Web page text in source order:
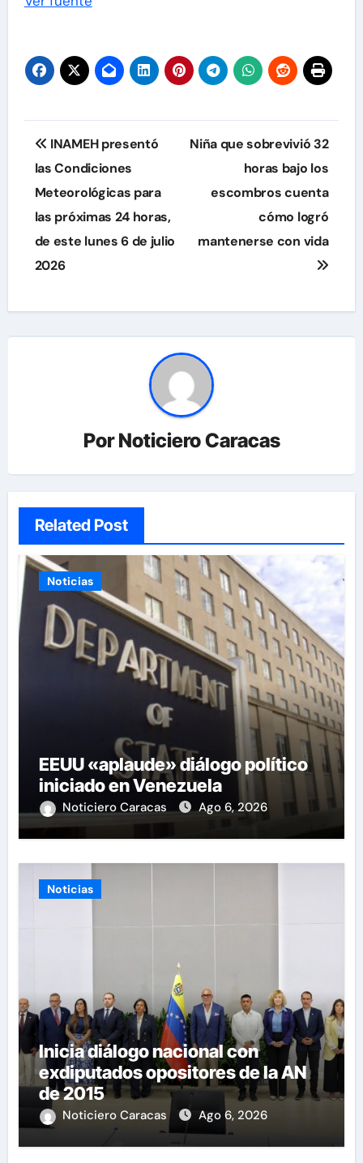
Navegación
de
entradas
INAMEH presentó
las Condiciones
Meteorológicas para
las próximas 24 horas,
de este lunes 6 de julio
2026
Niña que sobrevivió 32
horas bajo los
escombros cuenta
cómo logró
mantenerse con vida
PorNoticiero Caracas
Related Post
Noticias
EEUU «aplaude» diálogo político
iniciado en Venezuela
Noticiero Caracas Ago 6, 2026
Noticias
Inicia diálogo nacional con
exdiputados opositores de la AN
de 2015
Noticiero Caracas Ago 6, 2026